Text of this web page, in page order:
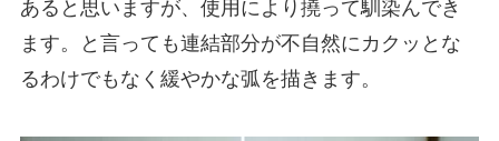
あると思いますが、使用により撓って馴染んでき
ます。と言っても連結部分が不自然にカクッとな
るわけでもなく緩やかな弧を描きます。